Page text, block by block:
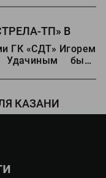
ТП» В
ГК «СДТ» Игорем
была
в г Дербенте.
КАЗАНИ
получил